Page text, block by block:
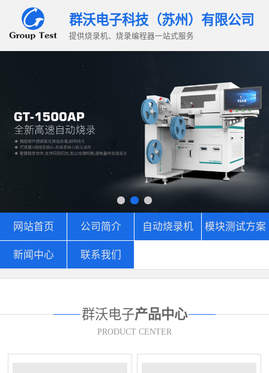
群沃电子科技（苏州）有限公司
提供烧录机、烧录编程器一站式服务
网站首页 公司简介 自动烧录机 模块测试方案
新闻中心 联系我们
群沃电子产品中心
PRODUCT CENTER